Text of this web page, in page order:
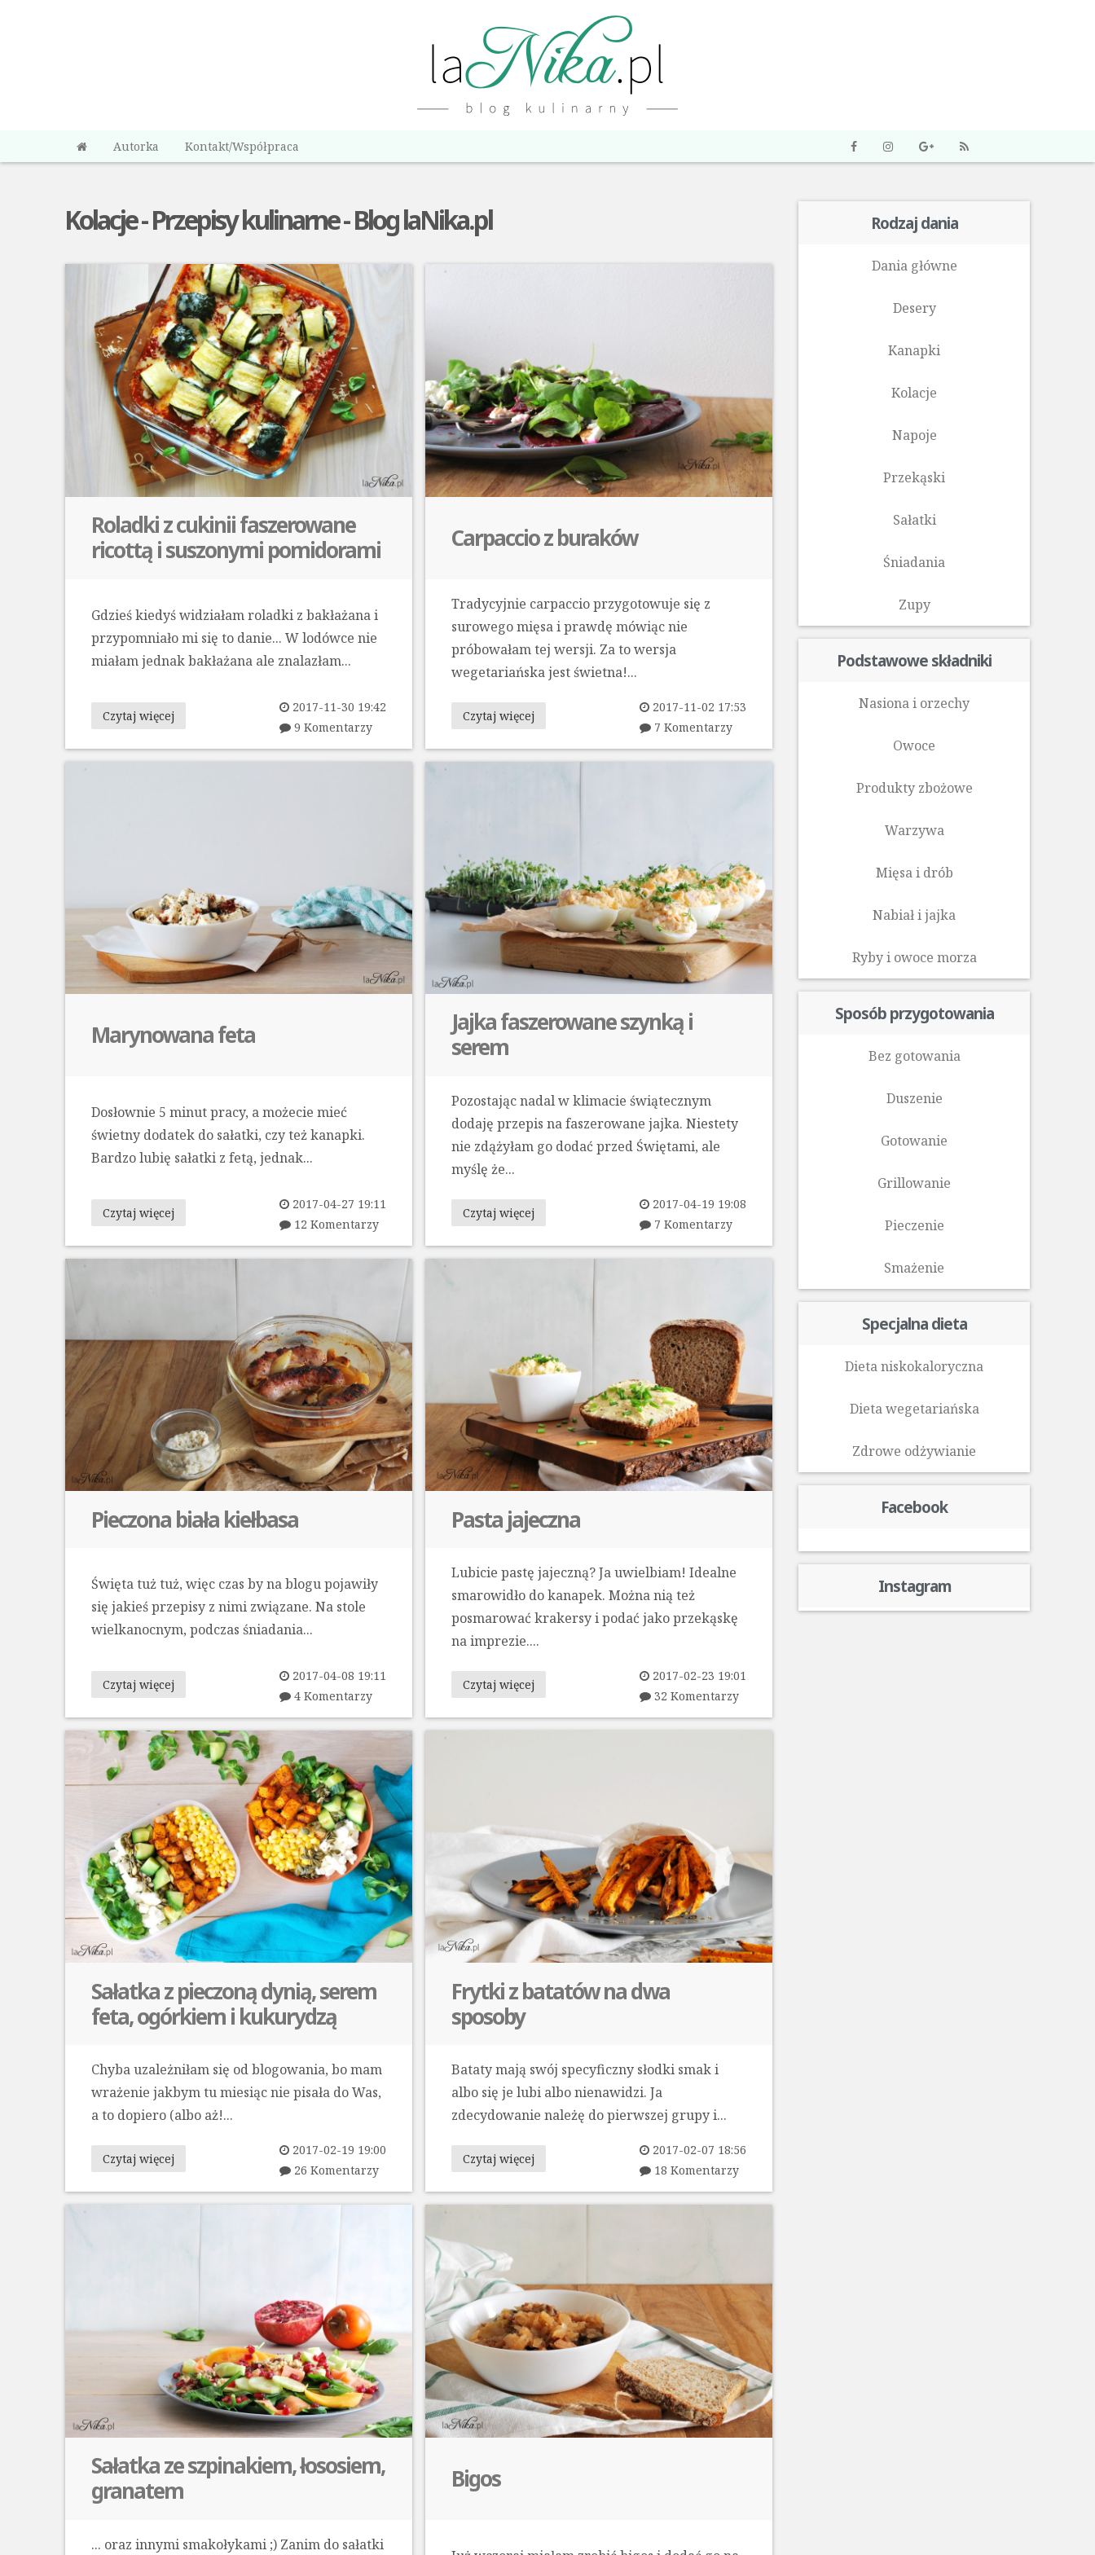
Autorka Kontakt/Współpraca
Kolacje - Przepisy kulinarne - Blog laNika.pl
Roladki z cukinii faszerowane
ricottą i suszonymi pomidorami
Gdzieś kiedyś widziałam roladki z bakłażana i
przypomniało mi się to danie... W lodówce nie
miałam jednak bakłażana ale znalazłam...
2017-11-30 19:42
9 Komentarzy
Czytaj więcej
Carpaccio z buraków
Tradycyjnie carpaccio przygotowuje się z
surowego mięsa i prawdę mówiąc nie
próbowałam tej wersji. Za to wersja
wegetariańska jest świetna!...
2017-11-02 17:53
7 Komentarzy
Czytaj więcej
Marynowana feta
Dosłownie 5 minut pracy, a możecie mieć
świetny dodatek do sałatki, czy też kanapki.
Bardzo lubię sałatki z fetą, jednak...
2017-04-27 19:11
12 Komentarzy
Czytaj więcej
Jajka faszerowane szynką i
serem
Pozostając nadal w klimacie świątecznym
dodaję przepis na faszerowane jajka. Niestety
nie zdążyłam go dodać przed Świętami, ale
myślę że...
2017-04-19 19:08
7 Komentarzy
Czytaj więcej
Pieczona biała kiełbasa
Święta tuż tuż, więc czas by na blogu pojawiły
się jakieś przepisy z nimi związane. Na stole
wielkanocnym, podczas śniadania...
2017-04-08 19:11
4 Komentarzy
Czytaj więcej
Pasta jajeczna
Lubicie pastę jajeczną? Ja uwielbiam! Idealne
smarowidło do kanapek. Można nią też
posmarować krakersy i podać jako przekąskę
na imprezie....
2017-02-23 19:01
32 Komentarzy
Czytaj więcej
Sałatka z pieczoną dynią, serem
feta, ogórkiem i kukurydzą
Chyba uzależniłam się od blogowania, bo mam
wrażenie jakbym tu miesiąc nie pisała do Was,
a to dopiero (albo aż!...
2017-02-19 19:00
26 Komentarzy
Czytaj więcej
Frytki z batatów na dwa
sposoby
Bataty mają swój specyficzny słodki smak i
albo się je lubi albo nienawidzi. Ja
zdecydowanie należę do pierwszej grupy i...
2017-02-07 18:56
18 Komentarzy
Czytaj więcej
Sałatka ze szpinakiem, łososiem,
granatem
... oraz innymi smakołykami ;) Zanim do sałatki
Bigos
Rodzaj dania
Dania główne
Desery
Kanapki
Kolacje
Napoje
Przekąski
Sałatki
Śniadania
Zupy
Podstawowe składniki
Nasiona i orzechy
Owoce
Produkty zbożowe
Warzywa
Mięsa i drób
Nabiał i jajka
Ryby i owoce morza‎
Sposób przygotowania
Bez gotowania
Duszenie
Gotowanie
Grillowanie
Pieczenie
Smażenie
Specjalna dieta
Dieta niskokaloryczna
Dieta wegetariańska
Zdrowe odżywianie
Facebook
Instagram